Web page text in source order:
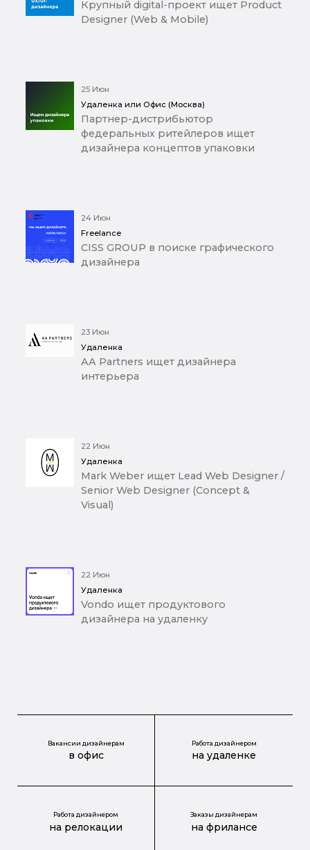
Крупный digital-проект ищет Product
Designer (Web & Mobile)
25 Июн
Удаленка или Офис (Москва)
Партнер-дистрибьютор
федеральных ритейлеров ищет
дизайнера концептов упаковки
24 Июн
Freelance
CISS GROUP в поиске графического
дизайнера
23 Июн
Удаленка
AA Partners ищет дизайнера
интерьера
22 Июн
Удаленка
Mark Weber ищет Lead Web Designer /
Senior Web Designer (Concept &
Visual)
22 Июн
Удаленка
Vondo ищет продуктового
дизайнера на удаленку
Вакансии дизайнерам
в офис
Работа дизайнером
на удаленке
Работа дизайнером
на релокации
Заказы дизайнерам
на фрилансе